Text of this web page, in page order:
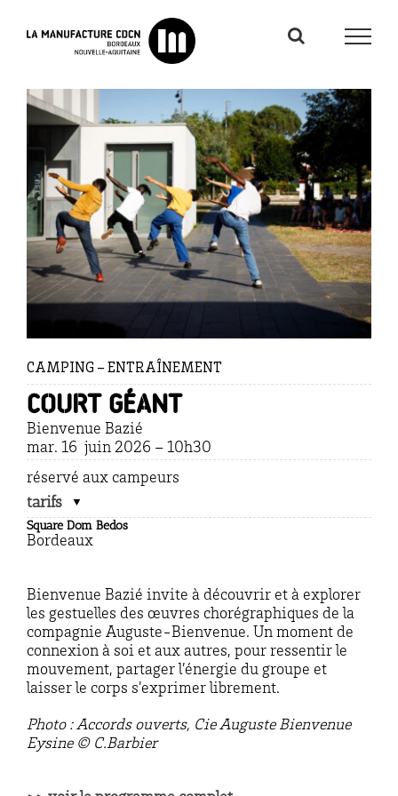
CAMPING – ENTRAÎNEMENT
Court Géant
Bienvenue Bazié
mar. 16 juin 2026 – 10h30
réservé aux campeurs
tarifs
Square Dom Bedos
Bordeaux
Bienvenue Bazié invite à découvrir et à explorer
les gestuelles des œuvres chorégraphiques de la
compagnie Auguste-Bienvenue. Un moment de
connexion à soi et aux autres, pour ressentir le
mouvement, partager l’énergie du groupe et
laisser le corps s’exprimer librement.
Photo : Accords ouverts, Cie Auguste Bienvenue
Eysine © C.Barbier